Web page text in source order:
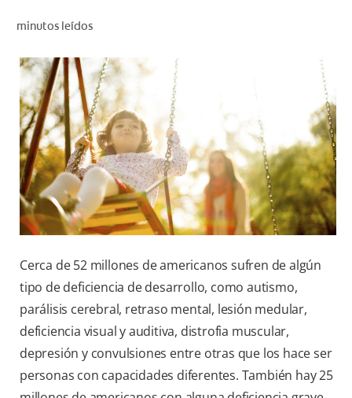
PARA PROFESIONALES
CUPONES
DÓNDE COMPRAR
BO (ES)
minutos leídos
Cerca de 52 millones de americanos sufren de algún
tipo de deficiencia de desarrollo, como autismo,
parálisis cerebral, retraso mental, lesión medular,
deficiencia visual y auditiva, distrofia muscular,
depresión y convulsiones entre otras que los hace ser
personas con capacidades diferentes. También hay 25